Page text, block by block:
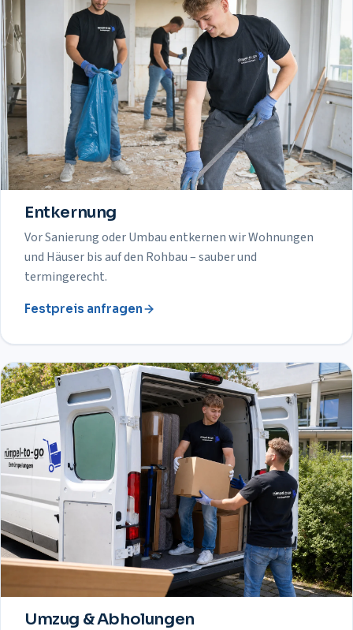
Entkernung
Vor Sanierung oder Umbau entkernen wir Wohnungen
und Häuser bis auf den Rohbau – sauber und
termingerecht.
Festpreis anfragen
Umzug & Abholungen